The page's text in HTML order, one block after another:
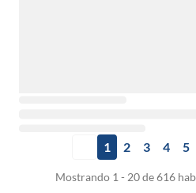
1 2 3 4 5
Mostrando 1 - 20 de 616